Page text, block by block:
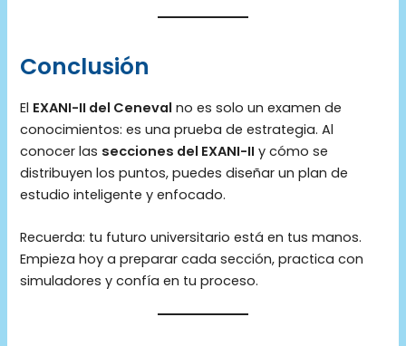
Conclusión
El EXANI-II del Ceneval no es solo un examen de
conocimientos: es una prueba de estrategia. Al
conocer las secciones del EXANI-II y cómo se
distribuyen los puntos, puedes diseñar un plan de
estudio inteligente y enfocado.
Recuerda: tu futuro universitario está en tus manos.
Empieza hoy a preparar cada sección, practica con
simuladores y confía en tu proceso.